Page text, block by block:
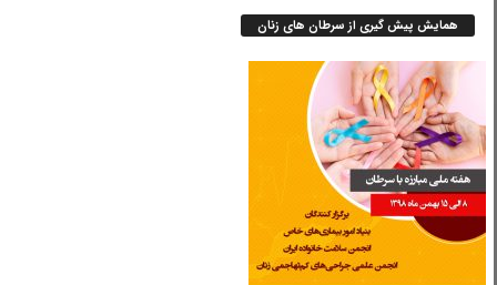
همایش پیش گیری از سرطان های زنان